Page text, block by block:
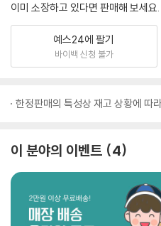
이미 소장하고 있다면 판매해 보세요.
예스24에 팔기
바이백 신청 불가
한정판매의 특성상 재고 상황에 따
이 분야의 이벤트 4